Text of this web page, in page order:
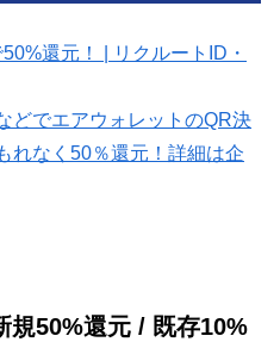
還元！ | リクルートID・
どでエアウォレットのQR決
れなく50％還元！詳細は企
50%還元 / 既存10%